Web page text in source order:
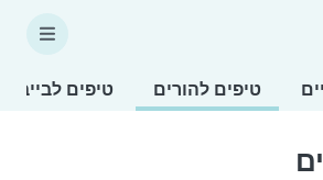
טיפים להורים טיפים